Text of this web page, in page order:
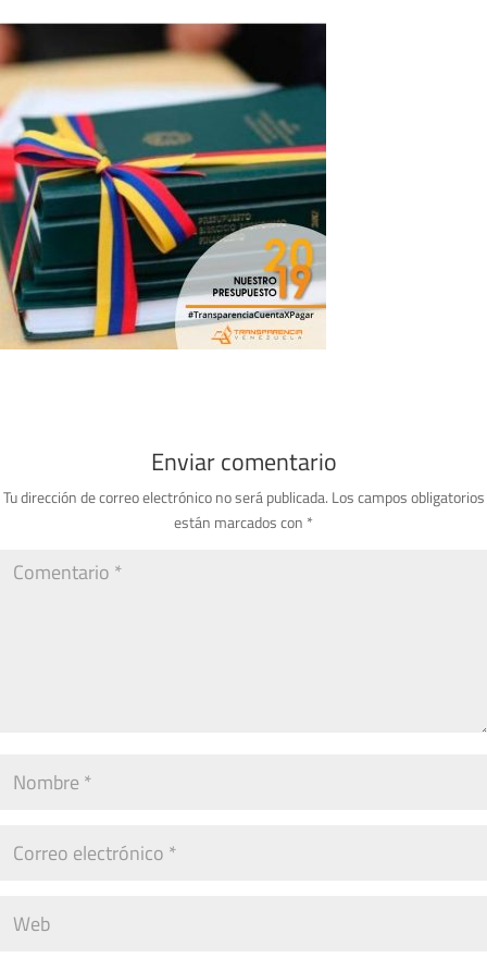
Enviar comentario
Tu dirección de correo electrónico no será publicada. Los campos obligatorios
están marcados con *